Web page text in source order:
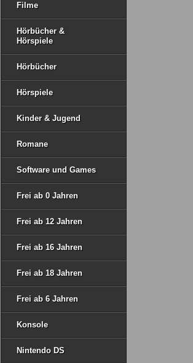
Filme
Hörbücher &
Hörspiele
Hörbücher
Hörspiele
Kinder & Jugend
Romane
Software und Games
Frei ab 0 Jahren
Frei ab 12 Jahren
Frei ab 16 Jahren
Frei ab 18 Jahren
Frei ab 6 Jahren
Konsole
Nintendo DS